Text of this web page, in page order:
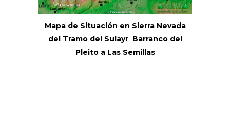
Mapa de Situación en Sierra Nevada
del Tramo del Sulayr Barranco del
Pleito a Las Semillas